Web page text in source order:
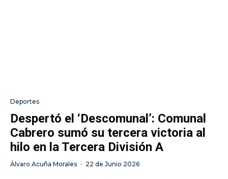
Deportes
Despertó el ‘Descomunal’: Comunal
Cabrero sumó su tercera victoria al
hilo en la Tercera División A
Álvaro Acuña Morales · 22 de Junio 2026